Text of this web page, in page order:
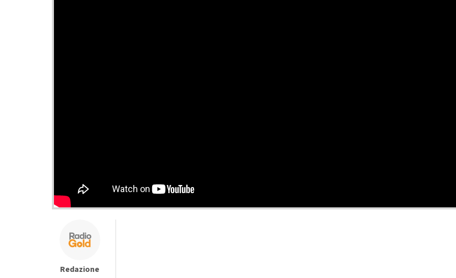
Redazione